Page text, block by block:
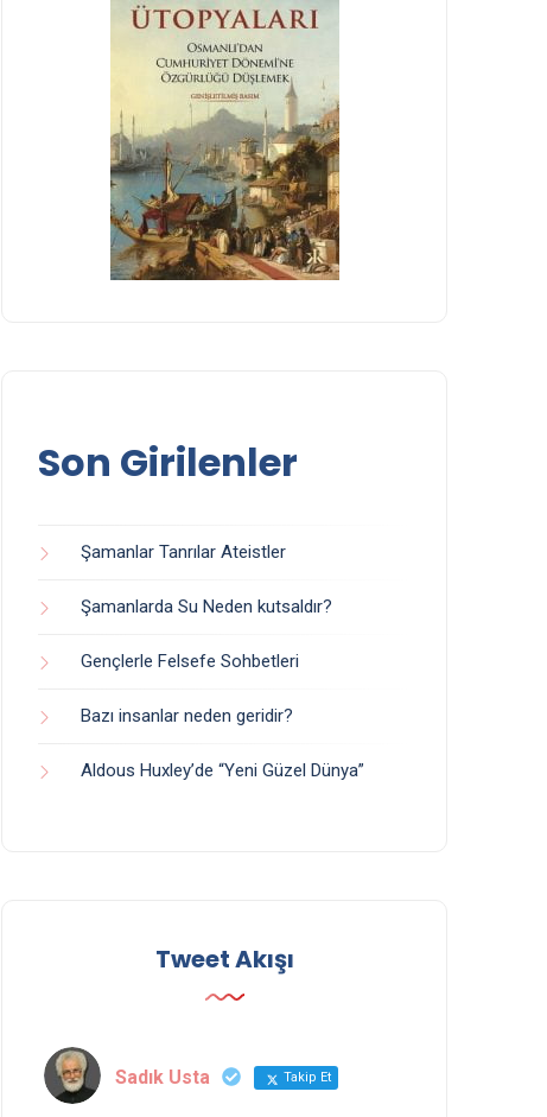
Son Girilenler
Şamanlar Tanrılar Ateistler
Şamanlarda Su Neden kutsaldır?
Gençlerle Felsefe Sohbetleri
Bazı insanlar neden geridir?
Aldous Huxley’de “Yeni Güzel Dünya”
Tweet Akışı
Sadık Usta Takip Et